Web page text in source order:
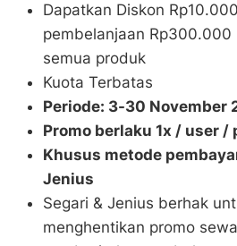
Dapatkan Diskon
pembelanjaan Rp300.000
semua produk
Kuota Terbatas
Periode: 3-30 November
Promo berlaku 1x / user /
Khusus metode
Jenius
Segari & Jenius berhak
menghentikan promo